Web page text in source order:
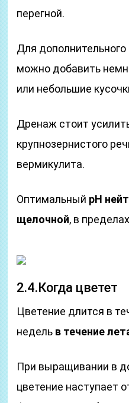
перегной.
Для дополнительного
можно добавить
или небольшие
Дренаж стоит
крупнозернистого
вермикулита.
Оптимальный рН
щелочной, в
2.4.Когда цветет
Цветение длится в
недель в течение
При выращивании в
цветение наступает